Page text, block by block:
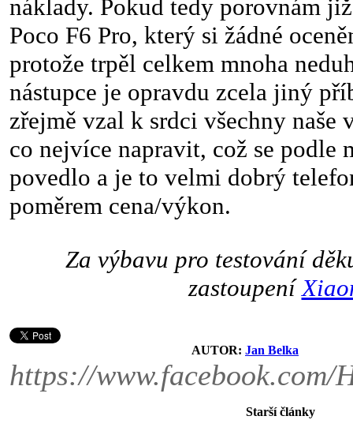
náklady. Pokud tedy porovnám
Poco F6 Pro, který si žádné
protože trpěl celkem mnoha
nástupce je opravdu zcela jiný
zřejmě vzal k srdci všechny naše
co nejvíce napravit, což se podle
povedlo a je to velmi dobrý
poměrem cena/výkon.
Za výbavu pro testování
zastoupení
AUTOR: Jan Belka
https://www.facebook.com/
Starší články